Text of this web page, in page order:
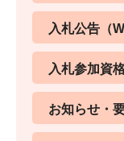
入札公告（
入札参加資
お知らせ・